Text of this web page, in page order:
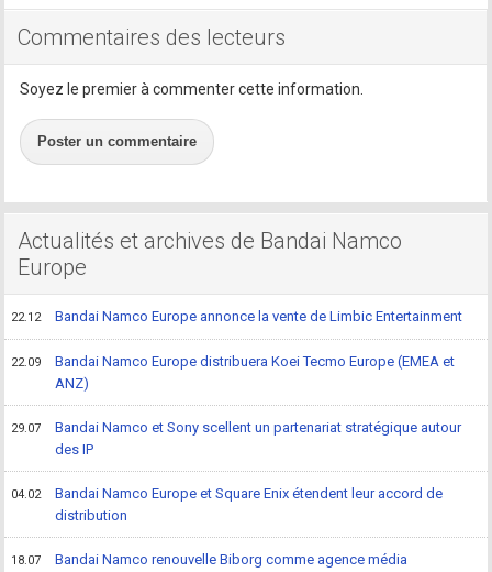
Commentaires des lecteurs
Soyez le premier à commenter cette information.
Poster un commentaire
Actualités et archives de Bandai Namco
Europe
22.12 Bandai Namco Europe annonce la vente de Limbic Entertainment
22.09
Bandai Namco Europe distribuera Koei Tecmo Europe (EMEA et
ANZ)
29.07
Bandai Namco et Sony scellent un partenariat stratégique autour
des IP
04.02
Bandai Namco Europe et Square Enix étendent leur accord de
distribution
18.07 Bandai Namco renouvelle Biborg comme agence média